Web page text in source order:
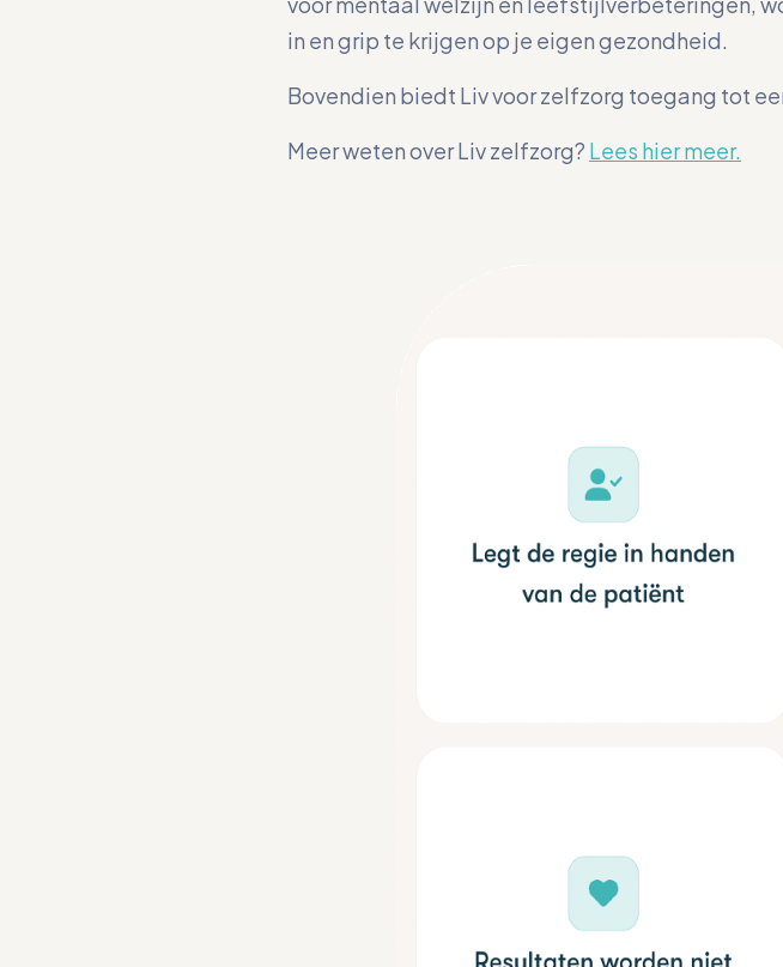
in en grip te krijgen op je eigen gezondheid.
Bovendien biedt Liv voor zelfzorg toegang tot
Meer weten over Liv zelfzorg? Lees hier meer.